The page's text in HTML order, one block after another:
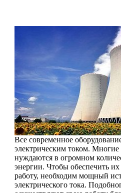
Все современное
электрическим током. Многие
нуждаются в огромном
энергии. Чтобы обеспечить
работу, необходим мощный
электрического тока.